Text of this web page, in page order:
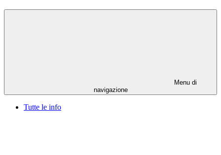
Menu di
navigazione
Tutte le info